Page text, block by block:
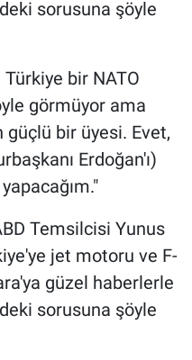
sorusuna şöyle
Türkiye bir NATO
görmüyor ama
güçlü bir üyesi. Evet,
Erdoğan'ı)
Temsilcisi Yunus
jet motoru ve F-
güzel haberlerle
sorusuna şöyle